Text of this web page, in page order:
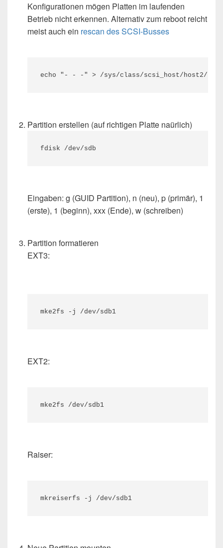
Konfigurationen mögen Platten im laufenden
Betrieb nicht erkennen. Alternativ zum reboot reicht
meist auch ein rescan des SCSI-Busses
echo "- - -" > /sys/class/scsi_host/host2/scan
Partition erstellen (auf richtigen Platte naürlich)
fdisk /dev/sdb
Eingaben: g (GUID Partition), n (neu), p (primär), 1
(erste), 1 (beginn), xxx (Ende), w (schreiben)
Partition formatieren
EXT3:
mke2fs -j /dev/sdb1
EXT2:
mke2fs /dev/sdb1
Raiser:
mkreiserfs -j /dev/sdb1